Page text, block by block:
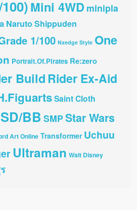
Mini 4WD minipla
Naruto Shippuden
1/100 Nxedge Style One
Portrait.Of.Pirates Re:zero
BuildRider Ex-Aid
Saint Cloth
SD/BB SMPStar Wars
Art Online Transformer Uchuu
Ultraman Walt Disney